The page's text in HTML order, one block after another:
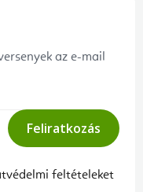
az e-mail
Feliratkozás
feltételeket